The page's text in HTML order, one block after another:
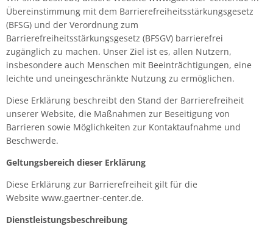
Übereinstimmung mit dem Barrierefreiheitsstärkungsgesetz
(BFSG) und der Verordnung zum
Barrierefreiheitsstärkungsgesetz (BFSGV) barrierefrei
zugänglich zu machen. Unser Ziel ist es, allen Nutzern,
insbesondere auch Menschen mit Beeinträchtigungen, eine
leichte und uneingeschränkte Nutzung zu ermöglichen.
Diese Erklärung beschreibt den Stand der Barrierefreiheit
unserer Website, die Maßnahmen zur Beseitigung von
Barrieren sowie Möglichkeiten zur Kontaktaufnahme und
Beschwerde.
Geltungsbereich dieser Erklärung
Diese Erklärung zur Barrierefreiheit gilt für die
Website www.gaertner-center.de.
Dienstleistungsbeschreibung
Nr. 7 (28)
Nr. 8 (27)
Nr. 9 (26)
Nr. 11 (27)
Nr. 12 (28)
Nr. 13 (27)
Nr. 14
Nr. 15 (23)
230 (7)
231 (7)
C16 (7)
C16E (7)
C108 (15)